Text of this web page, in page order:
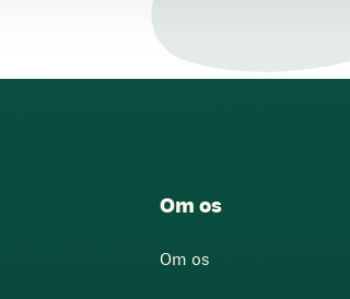
Om os
Om os